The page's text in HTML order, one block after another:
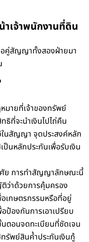
าเจ้าพนักงานที่ดิน
คู่สัญญาทั้งสองฝ่ายมา
มายที่เจ้าของทรัพย์
ที่จะนำเงินไปไถ่คืน
ในสัญญา จุดประสงค์หลัก
นหลักประกันเพื่อรับเงิน
ศัย การทำสัญญาลักษณะนี้
ว่าด้วยการคุ้มครอง
เกษตรกรรมหรือที่อยู่
องกันการเอาเปรียบ
นตอนจดทะเบียนที่ชัดเจน
ทรัพย์สินค้ำประกันเงินกู้